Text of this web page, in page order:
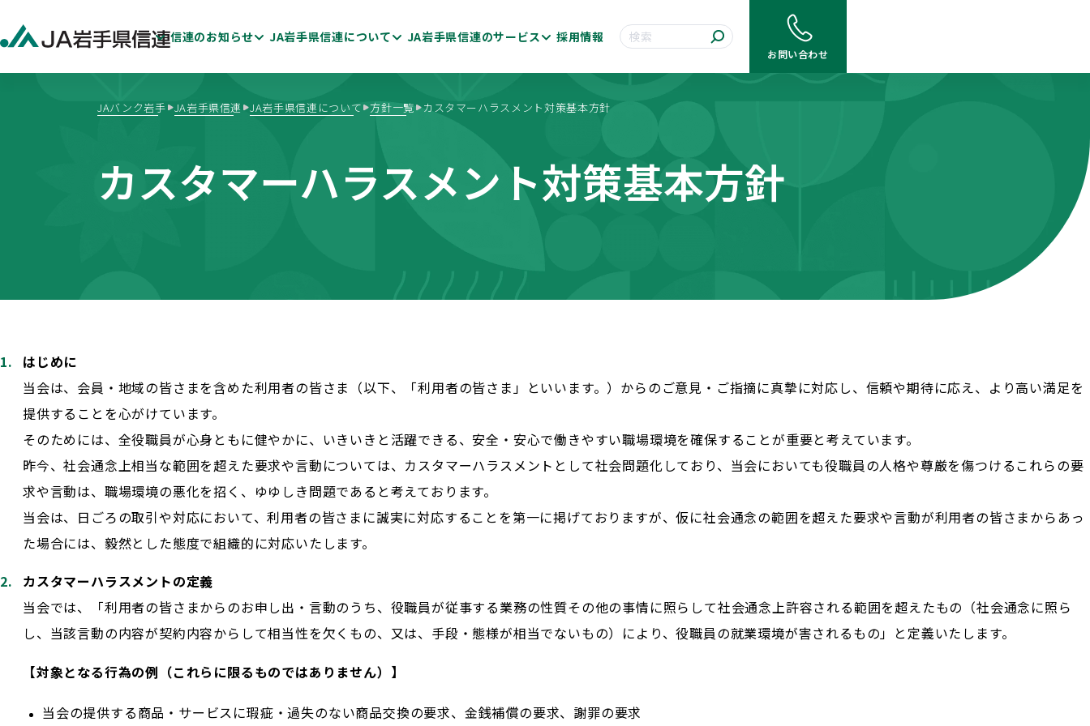
信連のお知らせ
お知らせ一覧
JA岩手県信連について
ディスクロージャー 方針一覧
JA岩手県信連のサービス
ためる・ふやす かりる 便利につかう 貯金金利 商品概要説明書
採用情報
新卒採用 中途採用
サイト内検索 お問い合わせ
JAバンク岩手 JA岩手県信連 JA岩手県信連について 方針一覧 カスタマーハラスメント対策基本方針
カスタマーハラスメント対策基本方針
はじめに
当会は、会員・地域の皆さまを含めた利用者の皆さま（以下、「利用者の皆さま」といいます。）からのご意見・ご指摘に真摯に対応し、信頼や期待に応え、より高い満足を
提供することを心がけています。
そのためには、全役職員が心身ともに健やかに、いきいきと活躍できる、安全・安心で働きやすい職場環境を確保することが重要と考えています。
昨今、社会通念上相当な範囲を超えた要求や言動については、カスタマーハラスメントとして社会問題化しており、当会においても役職員の人格や尊厳を傷つけるこれらの要
求や言動は、職場環境の悪化を招く、ゆゆしき問題であると考えております。
当会は、日ごろの取引や対応において、利用者の皆さまに誠実に対応することを第一に掲げておりますが、仮に社会通念の範囲を超えた要求や言動が利用者の皆さまからあっ
た場合には、毅然とした態度で組織的に対応いたします。
カスタマーハラスメントの定義
当会では、「利用者の皆さまからのお申し出・言動のうち、役職員が従事する業務の性質その他の事情に照らして社会通念上許容される範囲を超えたもの（社会通念に照ら
し、当該言動の内容が契約内容からして相当性を欠くもの、又は、手段・態様が相当でないもの）により、役職員の就業環境が害されるもの」と定義いたします。
【対象となる行為の例（これらに限るものではありません）】
当会の提供する商品・サービスに瑕疵・過失のない商品交換の要求、金銭補償の要求、謝罪の要求